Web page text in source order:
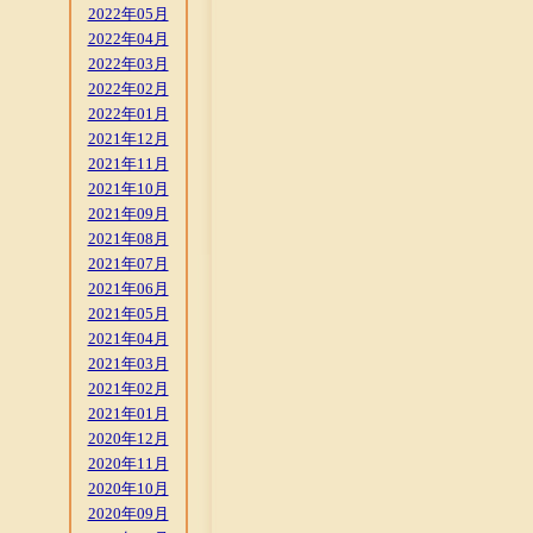
2022年05月
2022年04月
2022年03月
2022年02月
2022年01月
2021年12月
2021年11月
2021年10月
2021年09月
2021年08月
2021年07月
2021年06月
2021年05月
2021年04月
2021年03月
2021年02月
2021年01月
2020年12月
2020年11月
2020年10月
2020年09月